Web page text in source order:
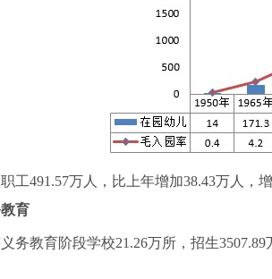
491.57万人，比上年增加38.43万人，增
育
教育阶段学校21.26万所，招生3507.89